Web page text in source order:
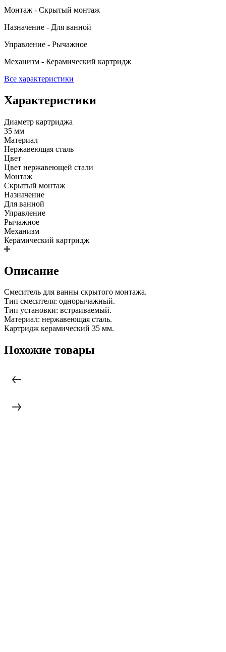
Монтаж - Скрытый монтаж
Назначение - Для ванной
Управление - Рычажное
Механизм - Керамический картридж
Все характеристики
Характеристики
Диаметр картриджа
35 мм
Материал
Нержавеющая сталь
Цвет
Цвет нержавеющей стали
Монтаж
Скрытый монтаж
Назначение
Для ванной
Управление
Рычажное
Механизм
Керамический картридж
Описание
Смеситель для ванны скрытого монтажа.
Тип смесителя: однорычажный.
Тип установки: встраиваемый.
Материал: нержавеющая сталь.
Картридж керамический 35 мм.
Похожие товары